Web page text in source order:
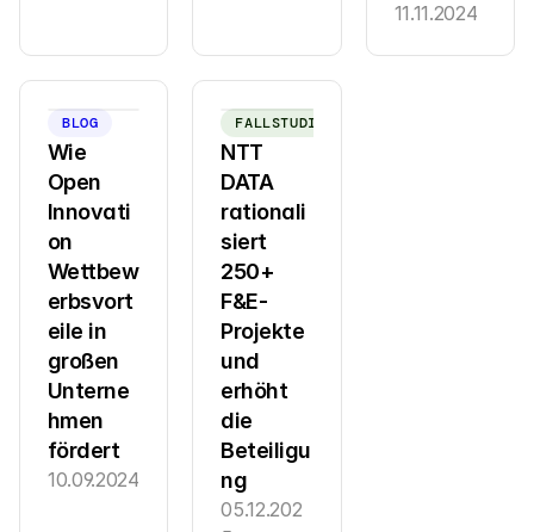
11.11.2024
BLOG
Wie
Open
Innovati
on
Wettbew
erbsvort
eile in
großen
Unterne
hmen
fördert
10.09.2024
FALLSTUDIE
NTT
DATA
rationali
siert
250+
F&E-
Projekte
und
erhöht
die
Beteiligu
ng
05.12.202